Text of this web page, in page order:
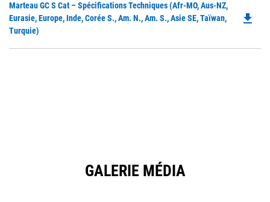
Marteau GC S Cat – Spécifications Techniques (Afr-MO, Aus-NZ,
Eurasie, Europe, Inde, Corée S., Am. N., Am. S., Asie SE, Taïwan,
Turquie)
file_download
GALERIE MÉDIA